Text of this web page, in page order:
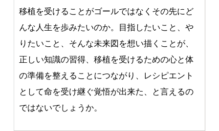
移植を受けることがゴールではなくその先にど
んな人生を歩みたいのか。目指したいこと、や
りたいこと、そんな未来図を想い描くことが、
正しい知識の習得、移植を受けるための心と体
の準備を整えることにつながり、レシピエント
として命を受け継ぐ覚悟が出来た、と言えるの
ではないでしょうか。